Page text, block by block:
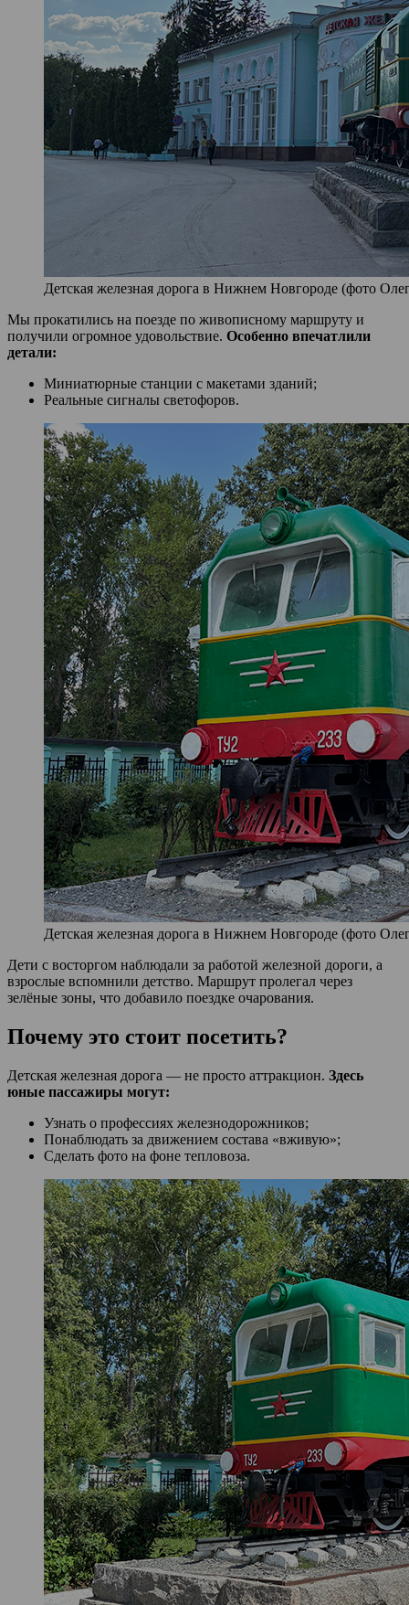
Детская железная дорога в Нижнем Новгороде (фото
Мы прокатились на поезде по живописному маршруту и
получили огромное удовольствие. Особенно впечатлили
детали:
Миниатюрные станции с макетами зданий;
Реальные сигналы светофоров.
Детская железная дорога в Нижнем Новгороде (фото
Дети с восторгом наблюдали за работой железной дороги, а
взрослые вспомнили детство. Маршрут пролегал через
зелёные зоны, что добавило поездке очарования.
Почему это стоит посетить?
Детская железная дорога — не просто аттракцион. Здесь
юные пассажиры могут:
Узнать о профессиях железнодорожников;
Понаблюдать за движением состава «вживую»;
Сделать фото на фоне тепловоза.